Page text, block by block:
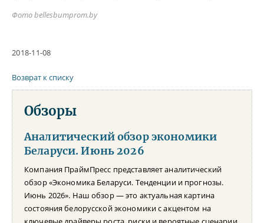
Фото bellesbumprom.by
2018-11-08
Возврат к списку
Обзоры
Аналитический обзор экономики
Беларуси. Июнь 2026
Компания ПраймПресс представляет аналитический
обзор «Экономика Беларуси. Тенденции и прогнозы.
Июнь 2026». Наш обзор — это актуальная картина
состояния белорусской экономики с акцентом на